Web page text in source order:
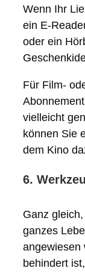
Wenn Ihr
ein E-
oder ein
Für Film-
vielleicht
können Sie
dem Kino
6.
Ganz
ganzes
angewiesen
behindert